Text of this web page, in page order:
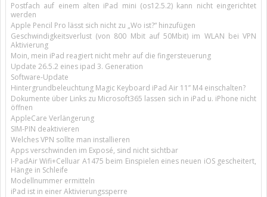
Postfach auf einem alten iPad mini (os12.5.2) kann nicht eingerichtet
werden
Apple Pencil Pro lässt sich nicht zu „Wo ist?“ hinzufügen
Geschwindigkeitsverlust (von 800 Mbit auf 50Mbit) im WLAN bei VPN
Aktivierung
Moin, mein iPad reagiert nicht mehr auf die fingersteuerung
Update 26.5.2 eines ipad 3. Generation
Software-Update
Hintergrundbeleuchtung Magic Keyboard iPad Air 11’’ M4 einschalten?
Dokumente über Links zu Microsoft365 lassen sich in iPad u. iPhone nicht
öffnen
AppleCare Verlängerung
SIM-PIN deaktivieren
Welches VPN sollte man installieren
Apps verschwinden im Exposé, sind nicht sichtbar
I-PadAir Wifi+Celluar A1475 beim Einspielen eines neuen iOS gescheitert,
Hänge in Schleife
Modellnummer ermitteln
iPad ist in einer Aktivierungssperre